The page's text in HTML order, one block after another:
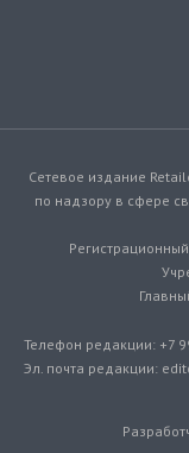
Сетевое издание
по надзору в сфере
Телефон редакции: +7
Эл. почта редакции: